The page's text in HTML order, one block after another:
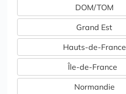
DOM/TOM
Grand Est
Hauts-de-France
Île-de-France
Normandie